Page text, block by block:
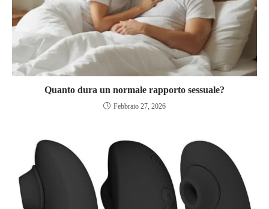
Quanto dura un normale rapporto sessuale?
Febbraio 27, 2026